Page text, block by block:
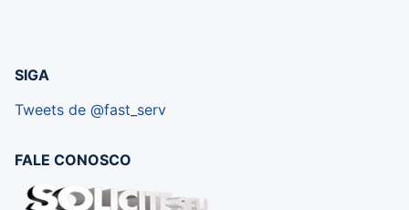
SIGA
Tweets de @fast_serv
FALE CONOSCO